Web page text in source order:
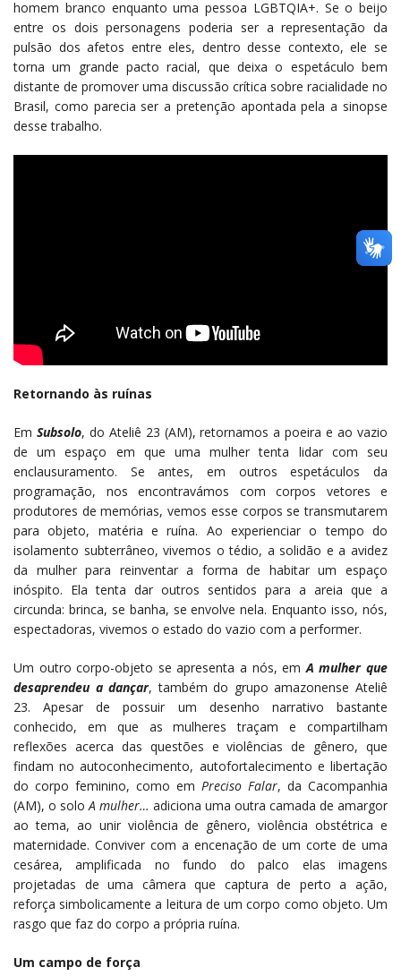
homem branco enquanto uma pessoa LGBTQIA+. Se o beijo
entre os dois personagens poderia ser a representação da
pulsão dos afetos entre eles, dentro desse contexto, ele se
torna um grande pacto racial, que deixa o espetáculo bem
distante de promover uma discussão crítica sobre racialidade no
Brasil, como parecia ser a pretenção apontada pela a sinopse
desse trabalho.
Retornando às ruínas
Em Subsolo, do Ateliê 23 (AM), retornamos a poeira e ao vazio
de um espaço em que uma mulher tenta lidar com seu
enclausuramento. Se antes, em outros espetáculos da
programação, nos encontravámos com corpos vetores e
produtores de memórias, vemos esse corpos se transmutarem
para objeto, matéria e ruína. Ao experienciar o tempo do
isolamento subterrâneo, vivemos o tédio, a solidão e a avidez
da mulher para reinventar a forma de habitar um espaço
inóspito. Ela tenta dar outros sentidos para a areia que a
circunda: brinca, se banha, se envolve nela. Enquanto isso, nós,
espectadoras, vivemos o estado do vazio com a performer.
Um outro corpo-objeto se apresenta a nós, emA mulher que
desaprendeu a dançar, também do grupo amazonense Ateliê
23. Apesar de possuir um desenho narrativo bastante
conhecido, em que as mulheres traçam e compartilham
reflexões acerca das questões e violências de gênero, que
findam no autoconhecimento, autofortalecimento e libertação
do corpo feminino, como em Preciso Falar, da Cacompanhia
(AM), o soloA mulher… adiciona uma outra camada de amargor
ao tema, ao unir violência de gênero, violência obstétrica e
maternidade. Conviver com a encenação de um corte de uma
cesárea, amplificada no fundo do palco elas imagens
projetadas de uma câmera que captura de perto a ação,
reforça simbolicamente a leitura de um corpo como objeto. Um
rasgo que faz do corpo a própria ruína.
Um campo de força